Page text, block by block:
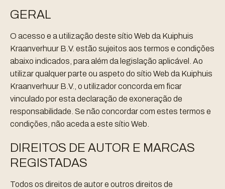
GERAL
O acesso e a utilização deste sítio Web da Kuiphuis
Kraanverhuur B.V. estão sujeitos aos termos e condições
abaixo indicados, para além da legislação aplicável. Ao
utilizar qualquer parte ou aspeto do sítio Web da Kuiphuis
Kraanverhuur B.V., o utilizador concorda em ficar
vinculado por esta declaração de exoneração de
responsabilidade. Se não concordar com estes termos e
condições, não aceda a este sítio Web.
DIREITOS DE AUTOR E MARCAS
REGISTADAS
Todos os direitos de autor e outros direitos de